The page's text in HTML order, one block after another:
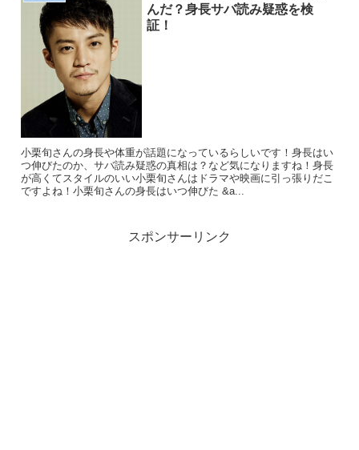
んだ？身長サバ読み疑惑を検
証！
小栗旬さんの身長や体重が話題になっているらしいです！身長はい
つ伸びたのか、サバ読み疑惑の真相は？など気になりますね！身長
が高くてスタイルのいい小栗旬さんはドラマや映画に引っ張りだこ
ですよね！小栗旬さんの身長はいつ伸びた &a...
スポンサーリンク